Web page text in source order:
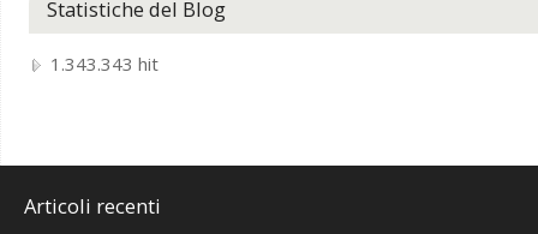
Statistiche del Blog
1.343.343 hit
Articoli recenti